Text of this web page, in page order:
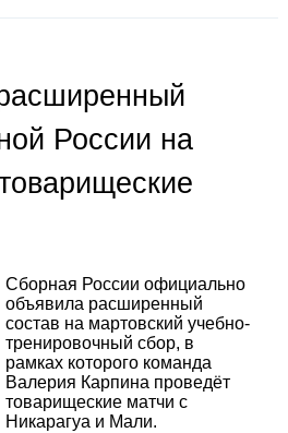
России на
Сборная России официально
объявила расширенный
состав на мартовский учебно-
тренировочный сбор, в
рамках которого команда
Валерия Карпина проведёт
товарищеские матчи с
Никарагуа и Мали.